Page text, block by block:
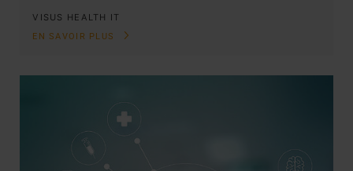
VISUS HEALTH IT
EN SAVOIR PLUS